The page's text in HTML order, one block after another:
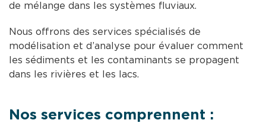
de mélange dans les systèmes fluviaux.
Nous offrons des services spécialisés de
modélisation et d’analyse pour évaluer comment
les sédiments et les contaminants se propagent
dans les rivières et les lacs.
Nos services comprennent :